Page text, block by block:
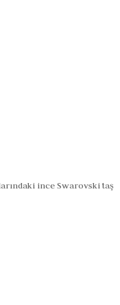
ince Swarovski taş